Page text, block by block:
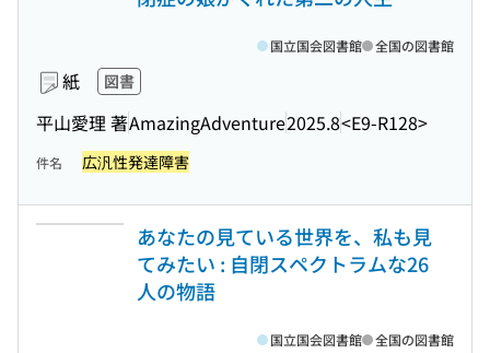
紙 図書
平山愛理 著AmazingAdventure2025.8<E9-R128>
国立国会図書館 全国の図書館
件名 広汎性発達障害
あなたの見ている世界を、私も見
てみたい : 自閉スペクトラムな26
人の物語
国立国会図書館 全国の図書館